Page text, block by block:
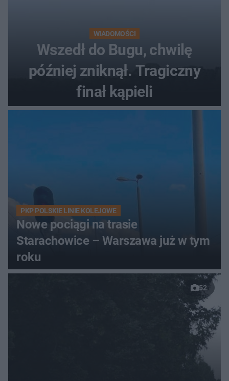
WIADOMOŚCI
Wszedł do Bugu, chwilę
później zniknął. Tragiczny
finał kąpieli
PKP POLSKIE LINIE KOLEJOWE
Nowe pociągi na trasie
Starachowice – Warszawa już w tym
roku
52